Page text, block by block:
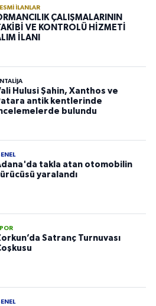
İLANLAR
ÇALIŞMALARININ
VE KONTROLÜ HİZMETİ
İLANI
Hulusi Şahin, Xanthos ve
antik kentlerinde
bulundu
takla atan otomobilin
yaralandı
Satranç Turnuvası